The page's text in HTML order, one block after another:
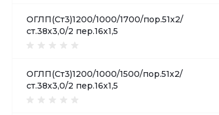
ОГЛП(Ст3)1200/1000/1700/пор.51х2/
ст.38х3,0/2 пер.16х1,5
ОГЛП(Ст3)1200/1000/1500/пор.51х2/
ст.38х3,0/2 пер.16х1,5